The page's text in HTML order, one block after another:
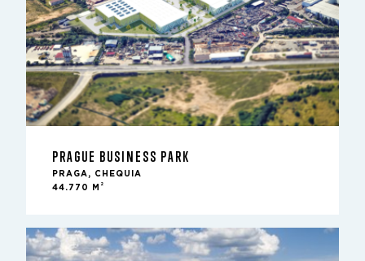
PRAGUE BUSINESS PARK
PRAGA, CHEQUIA
44.770 M
2